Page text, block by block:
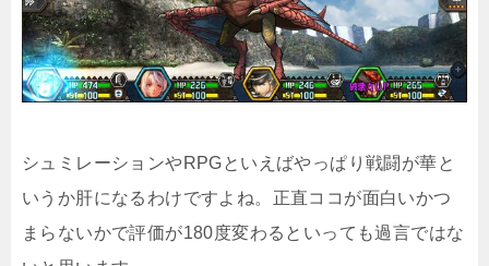
シュミレーションやRPGといえばやっぱり戦闘が華と
いうか肝になるわけですよね。正直ココが面白いかつ
まらないかで評価が180度変わるといっても過言ではな